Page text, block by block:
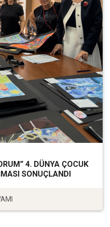
4. DÜNYA ÇOCUK
SONUÇLANDI